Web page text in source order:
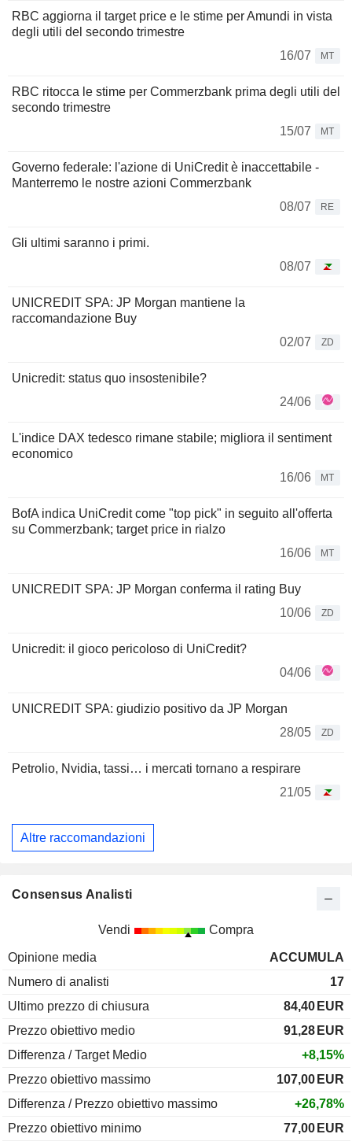
RBC aggiorna il target price e le stime per Amundi in vista
degli utili del secondo trimestre
16/07
MT
RBC ritocca le stime per Commerzbank prima degli utili del
secondo trimestre
15/07
MT
Governo federale: l'azione di UniCredit è inaccettabile -
Manterremo le nostre azioni Commerzbank
08/07
RE
Gli ultimi saranno i primi.
08/07
UNICREDIT SPA: JP Morgan mantiene la
raccomandazione Buy
02/07
ZD
Unicredit: status quo insostenibile?
24/06
L'indice DAX tedesco rimane stabile; migliora il sentiment
economico
16/06
MT
BofA indica UniCredit come "top pick" in seguito all'offerta
su Commerzbank; target price in rialzo
16/06
MT
UNICREDIT SPA: JP Morgan conferma il rating Buy
10/06
ZD
Unicredit: il gioco pericoloso di UniCredit?
04/06
UNICREDIT SPA: giudizio positivo da JP Morgan
28/05
ZD
Petrolio, Nvidia, tassi… i mercati tornano a respirare
21/05
Altre raccomandazioni
Consensus Analisti
Vendi Compra
Opinione media
ACCUMULA
Numero di analisti
17
Ultimo prezzo di chiusura
84,40 EUR
Prezzo obiettivo medio
91,28 EUR
Differenza / Target Medio
+8,15%
Prezzo obiettivo massimo
107,00 EUR
Differenza / Prezzo obiettivo massimo
+26,78%
Prezzo obiettivo minimo
77,00 EUR